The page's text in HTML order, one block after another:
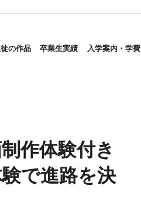
の作品 卒業生実績 入学案内・学費
作体験付き
で進路を決